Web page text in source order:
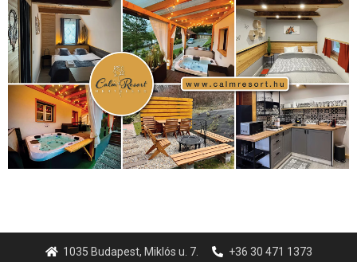
1035 Budapest, Miklós u. 7.
+36 30 471 1373